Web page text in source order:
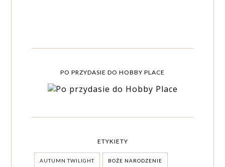
PO PRZYDASIE DO HOBBY PLACE
ETYKIETY
AUTUMN TWILIGHT BOŻE NARODZENIE